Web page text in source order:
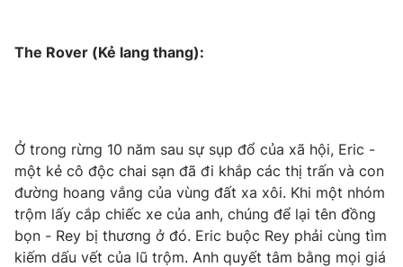
The Rover (Kẻ lang thang):
Ở trong rừng 10 năm sau sự sụp đổ của xã hội, Eric -
một kẻ cô độc chai sạn đã đi khắp các thị trấn và con
đường hoang vắng của vùng đất xa xôi. Khi một nhóm
trộm lấy cắp chiếc xe của anh, chúng để lại tên đồng
bọn - Rey bị thương ở đó. Eric buộc Rey phải cùng tìm
kiếm dấu vết của lũ trộm. Anh quyết tâm bằng mọi giá